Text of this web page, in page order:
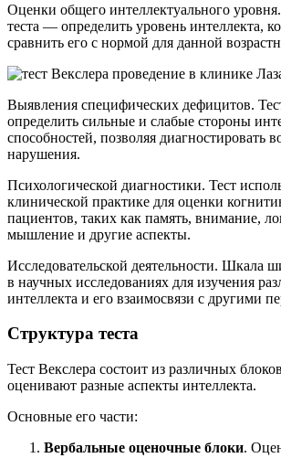
Оценки общего интеллектуального
теста — определить уровень интеллекта,
сравнить его с нормой для данной
Выявления специфических дефицитов.
определить сильные и слабые стороны
способностей, позволяя диагностировать
нарушения.
Психологической диагностики. Тест
клинической практике для оценки
пациентов, таких как память, внимание,
мышление и другие аспекты.
Исследовательской деятельности. Шкала
в научных исследованиях для изучения
интеллекта и его взаимосвязи с другими
Структура теста
Тест Векслера состоит из различных
оценивают разные аспекты интеллекта.
Основные его части:
Вербальные оценочные блоки.